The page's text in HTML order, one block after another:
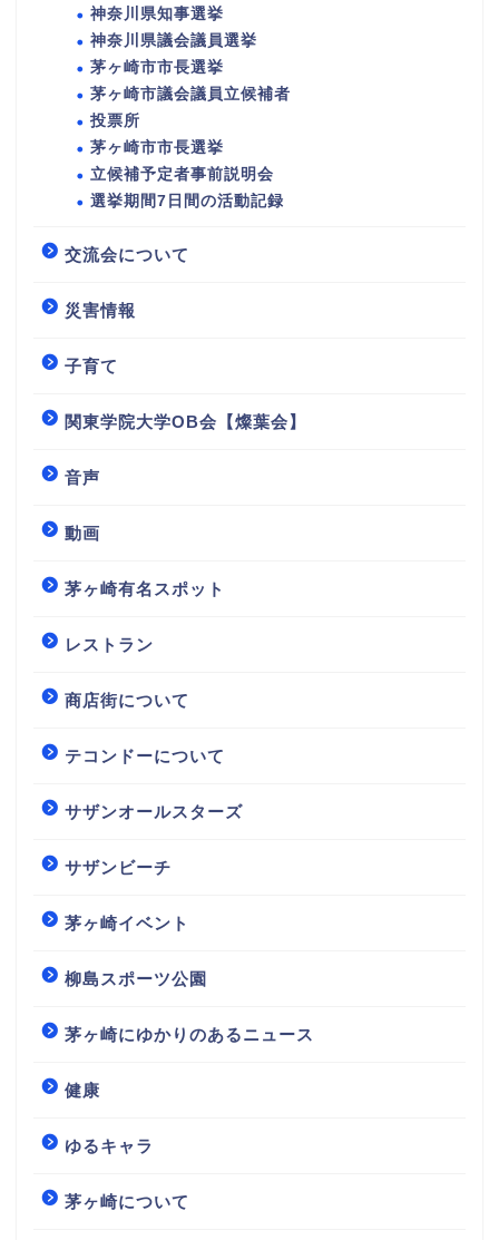
神奈川県知事選挙
神奈川県議会議員選挙
茅ヶ崎市市長選挙
茅ヶ崎市議会議員立候補者
投票所
茅ヶ崎市市長選挙
立候補予定者事前説明会
選挙期間7日間の活動記録
交流会について
災害情報
子育て
関東学院大学OB会【燦葉会】
音声
動画
茅ヶ崎有名スポット
レストラン
商店街について
テコンドーについて
サザンオールスターズ
サザンビーチ
茅ヶ崎イベント
柳島スポーツ公園
茅ヶ崎にゆかりのあるニュース
健康
ゆるキャラ
茅ヶ崎について